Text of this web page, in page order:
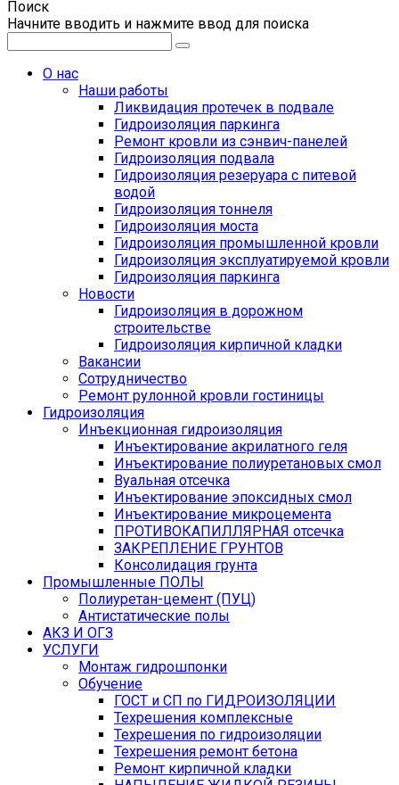
Поиск
Начните вводить и нажмите ввод для поиска
О нас
Наши работы
Ликвидация протечек в подвале
Гидроизоляция паркинга
Ремонт кровли из сэнвич-панелей
Гидроизоляция подвала
Гидроизоляция резеруара с питевой
водой
Гидроизоляция тоннеля
Гидроизоляция моста
Гидроизоляция промышленной кровли
Гидроизоляция эксплуатируемой кровли
Гидроизоляция паркинга
Новости
Гидроизоляция в дорожном
строительстве
Гидроизоляция кирпичной кладки
Вакансии
Сотрудничество
Ремонт рулонной кровли гостиницы
Гидроизоляция
Инъекционная гидроизоляция
Инъектирование акрилатного геля
Инъектирование полиуретановых смол
Вуальная отсечка
Инъектирование эпоксидных смол
Инъектирование микроцемента
ПРОТИВОКАПИЛЛЯРНАЯ отсечка
ЗАКРЕПЛЕНИЕ ГРУНТОВ
Консолидация грунта
Промышленные ПОЛЫ
Полиуретан-цемент (ПУЦ)
Антистатические полы
АКЗ И ОГЗ
УСЛУГИ
Монтаж гидрошпонки
Обучение
ГОСТ и СП по ГИДРОИЗОЛЯЦИИ
Техрешения комплексные
Техрешения по гидроизоляции
Техрешения ремонт бетона
Ремонт кирпичной кладки